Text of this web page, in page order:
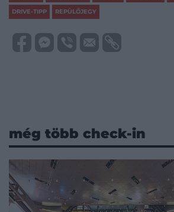
DRIVE-TIPP REPÜLŐJEGY
még több check-in